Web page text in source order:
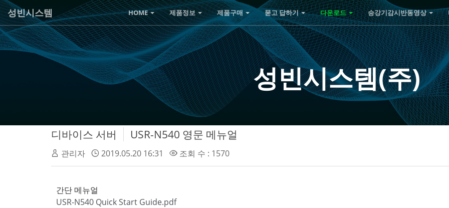
성빈시스템 HOME 제품정보 제품구매 묻고 답하기 다운로드 승강기감시반동영상
성빈시스템(주)
디바이스 서버 USR-N540 영문 메뉴얼
관리자 2019.05.20 16:31 조회 수 : 1570
간단 메뉴얼
USR-N540 Quick Start Guide.pdf